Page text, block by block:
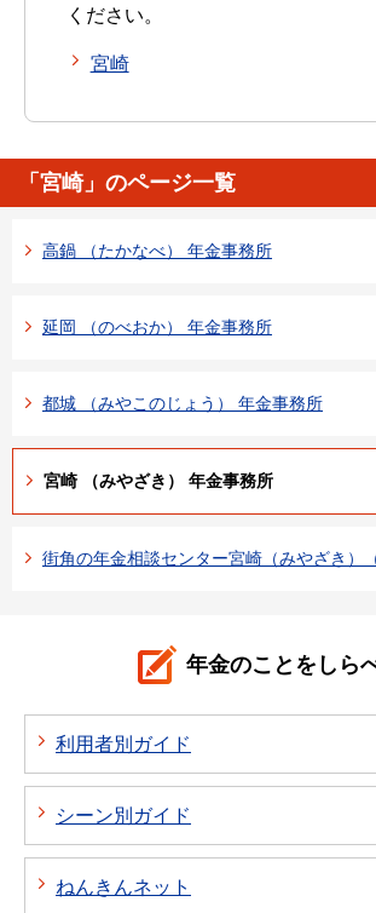
ください。
宮崎
「宮崎」のページ一覧
高鍋 （たかなべ） 年金事務所
延岡 （のべおか） 年金事務所
都城 （みやこのじょう） 年金事務所
宮崎 （みやざき） 年金事務所
街角の年金相談センター宮崎（みやざき）
年金のことをしら
利用者別ガイド
シーン別ガイド
ねんきんネット